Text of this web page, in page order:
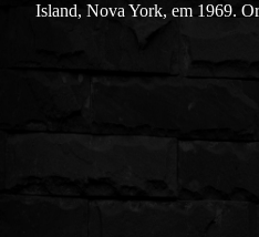
Island, Nova York, em 1969.